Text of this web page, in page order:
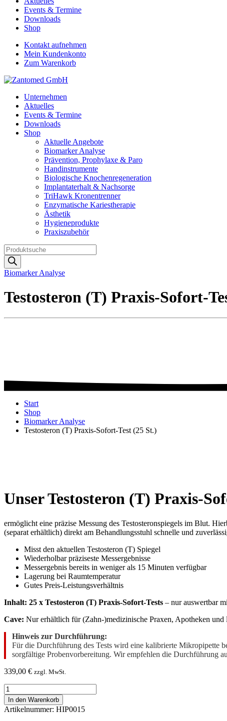
Events & Termine
Downloads
Shop
Kontakt aufnehmen
Mein Kundenkonto
Zum Warenkorb
Unternehmen
Aktuelles
Events & Termine
Downloads
Shop
Aktuelle Angebote
Biomarker Analyse
Prävention, Prophylaxe & Paro
Handinstrumente
Biologische Knochenregeneration
Implantaterhalt & Nachsorge
TriHawk Kronentrenner
Enzymatische Kariestherapie
Ästhetik
Hygieneprodukte
Praxiszubehör
Products
search
Biomarker Analyse
Testosteron (T) Praxis-Sofort-
Start
Shop
Biomarker Analyse
Testosteron (T) Praxis-Sofort-Test (25 St.)
Unser Testosteron (T) Praxis-
ermöglicht eine präzise Messung des Testosteronspiegels im Blut.
(separat erhältlich) direkt am Behandlungsstuhl schnelle und
Misst den aktuellen Testosteron (T) Spiegel
Wiederholbar präziseste Messergebnisse
Messergebnis bereits in weniger als 15 Minuten verfügbar
Lagerung bei Raumtemperatur
Gutes Preis-Leistungsverhältnis
Inhalt: 25 x Testosteron (T) Praxis-Sofort-Tests – nur auswertbar
Cave: Nur erhältlich für (Zahn-)medizinische Praxen, Apotheken und
Hinweis zur Durchführung:
Für die Durchführung des Tests wird eine kalibrierte Mikropipette
sorgfältige Probenvorbereitung. Wir empfehlen die Durchführung
339,00 € zzgl. MwSt.
Testosteron
(T)
Praxis-
Sofort-
In den Warenkorb
Artikelnummer: HIP0015